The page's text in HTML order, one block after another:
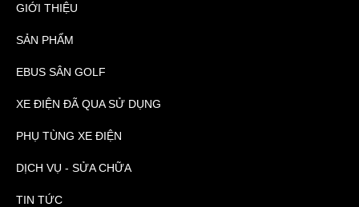
GIỚI THIỆU
SẢN PHẨM
EBUS SÂN GOLF
XE ĐIỆN ĐÃ QUA SỬ DỤNG
PHỤ TÙNG XE ĐIỆN
DỊCH VỤ - SỬA CHỮA
TIN TỨC